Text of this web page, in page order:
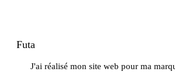
Futa
J'ai réalisé mon site web pour ma